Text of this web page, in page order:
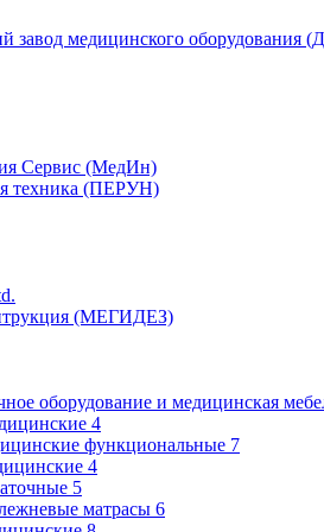
завод медицинского оборудования
Сервис (МедИн)
техника (ПЕРУН)
(МЕГИДЕЗ)
оборудование и медицинская
4
функциональные 7
4
5
матрасы 6